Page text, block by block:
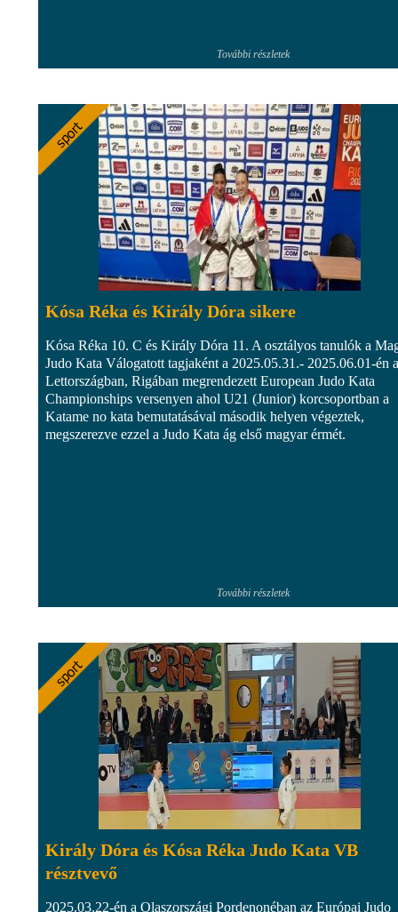
További részletek
Kósa Réka és Király Dóra sikere
Kósa Réka 10. C és Király Dóra 11. A osztályos tanulók a
Judo Kata Válogatott tagjaként a 2025.05.31.- 2025.06.01-én a
Lettországban, Rigában megrendezett European Judo Kata
Championships versenyen ahol U21 (Junior) korcsoportban a
Katame no kata bemutatásával második helyen végeztek,
megszerezve ezzel a Judo Kata ág első magyar érmét.
További részletek
Király Dóra és Kósa Réka Judo Kata VB
résztvevő
2025.03.22-én a Olaszországi Pordenonéban az Európai Judo